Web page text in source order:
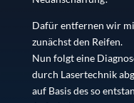
Dafür entfernen wir
zunächst den Reifen.
Nun folgt eine
durch Lasertechnik
auf Basis des so